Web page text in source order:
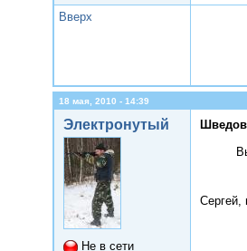
Вверх
18 мая, 2010 - 14:39
Электронутый
Не в сети
Шведов
Сергей,